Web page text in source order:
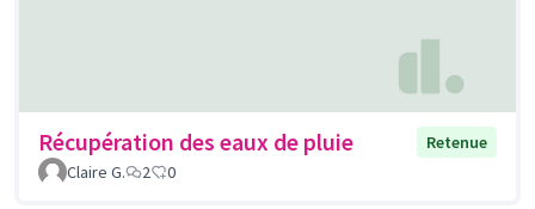
Récupération des eaux de pluie
Retenue
Claire G.
2 0